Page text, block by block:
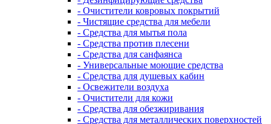
- Очистители ковровых покрытий
- Чистящие средства для мебели
- Средства для мытья пола
- Средства против плесени
- Средства для санфаянса
- Универсальные моющие средства
- Средства для душевых кабин
- Освежители воздуха
- Очистители для кожи
- Средства для обезжиривания
- Средства для металлических поверхностей